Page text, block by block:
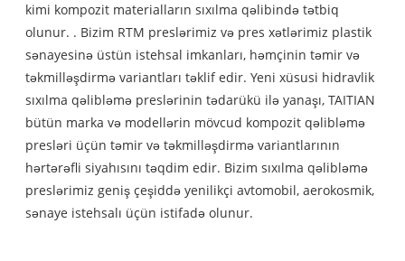
kimi kompozit materialların sıxılma qəlibində tətbiq
olunur. . Bizim RTM preslərimiz və pres xətlərimiz plastik
sənayesinə üstün istehsal imkanları, həmçinin təmir və
təkmilləşdirmə variantları təklif edir. Yeni xüsusi hidravlik
sıxılma qəlibləmə preslərinin tədarükü ilə yanaşı, TAITIAN
bütün marka və modellərin mövcud kompozit qəlibləmə
presləri üçün təmir və təkmilləşdirmə variantlarının
hərtərəfli siyahısını təqdim edir. Bizim sıxılma qəlibləmə
preslərimiz geniş çeşiddə yenilikçi avtomobil, aerokosmik,
sənaye istehsalı üçün istifadə olunur.